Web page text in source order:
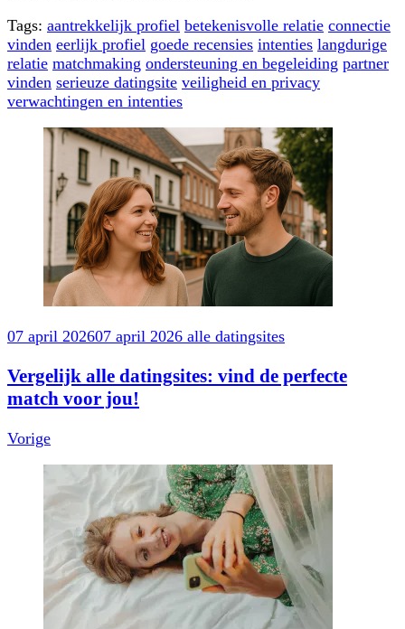
Tags: aantrekkelijk profiel betekenisvolle relatie connectie
vinden eerlijk profiel goede recensies intenties langdurige
relatie matchmaking ondersteuning en begeleiding partner
vinden serieuze datingsite veiligheid en privacy
verwachtingen en intenties
Berichtnavigatie
07 april 202607 april 2026 alle datingsites
Vergelijk alle datingsites: vind de perfecte
match voor jou!
Vorige